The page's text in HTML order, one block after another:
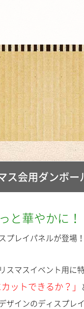
ス会用ダンボー
と華やかに！
プレイパネルが登場！
スマスイベント用に
ットできるか？」
ザインのディスプレ